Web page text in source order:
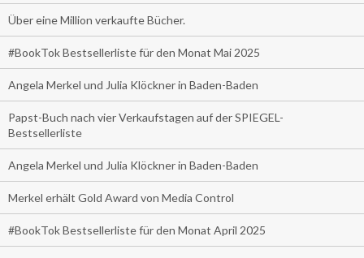
Über eine Million verkaufte Bücher.
#BookTok Bestsellerliste für den Monat Mai 2025
Angela Merkel und Julia Klöckner in Baden-Baden
Papst-Buch nach vier Verkaufstagen auf der SPIEGEL-
Bestsellerliste
Angela Merkel und Julia Klöckner in Baden-Baden
Merkel erhält Gold Award von Media Control
#BookTok Bestsellerliste für den Monat April 2025